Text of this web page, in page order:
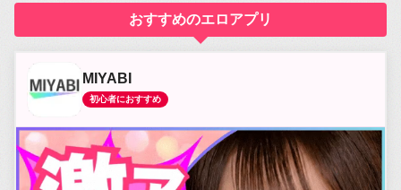
おすすめのエロアプリ
MIYABI
初心者におすすめ